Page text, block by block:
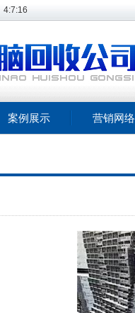
4:7:16
案例展示 营销网络